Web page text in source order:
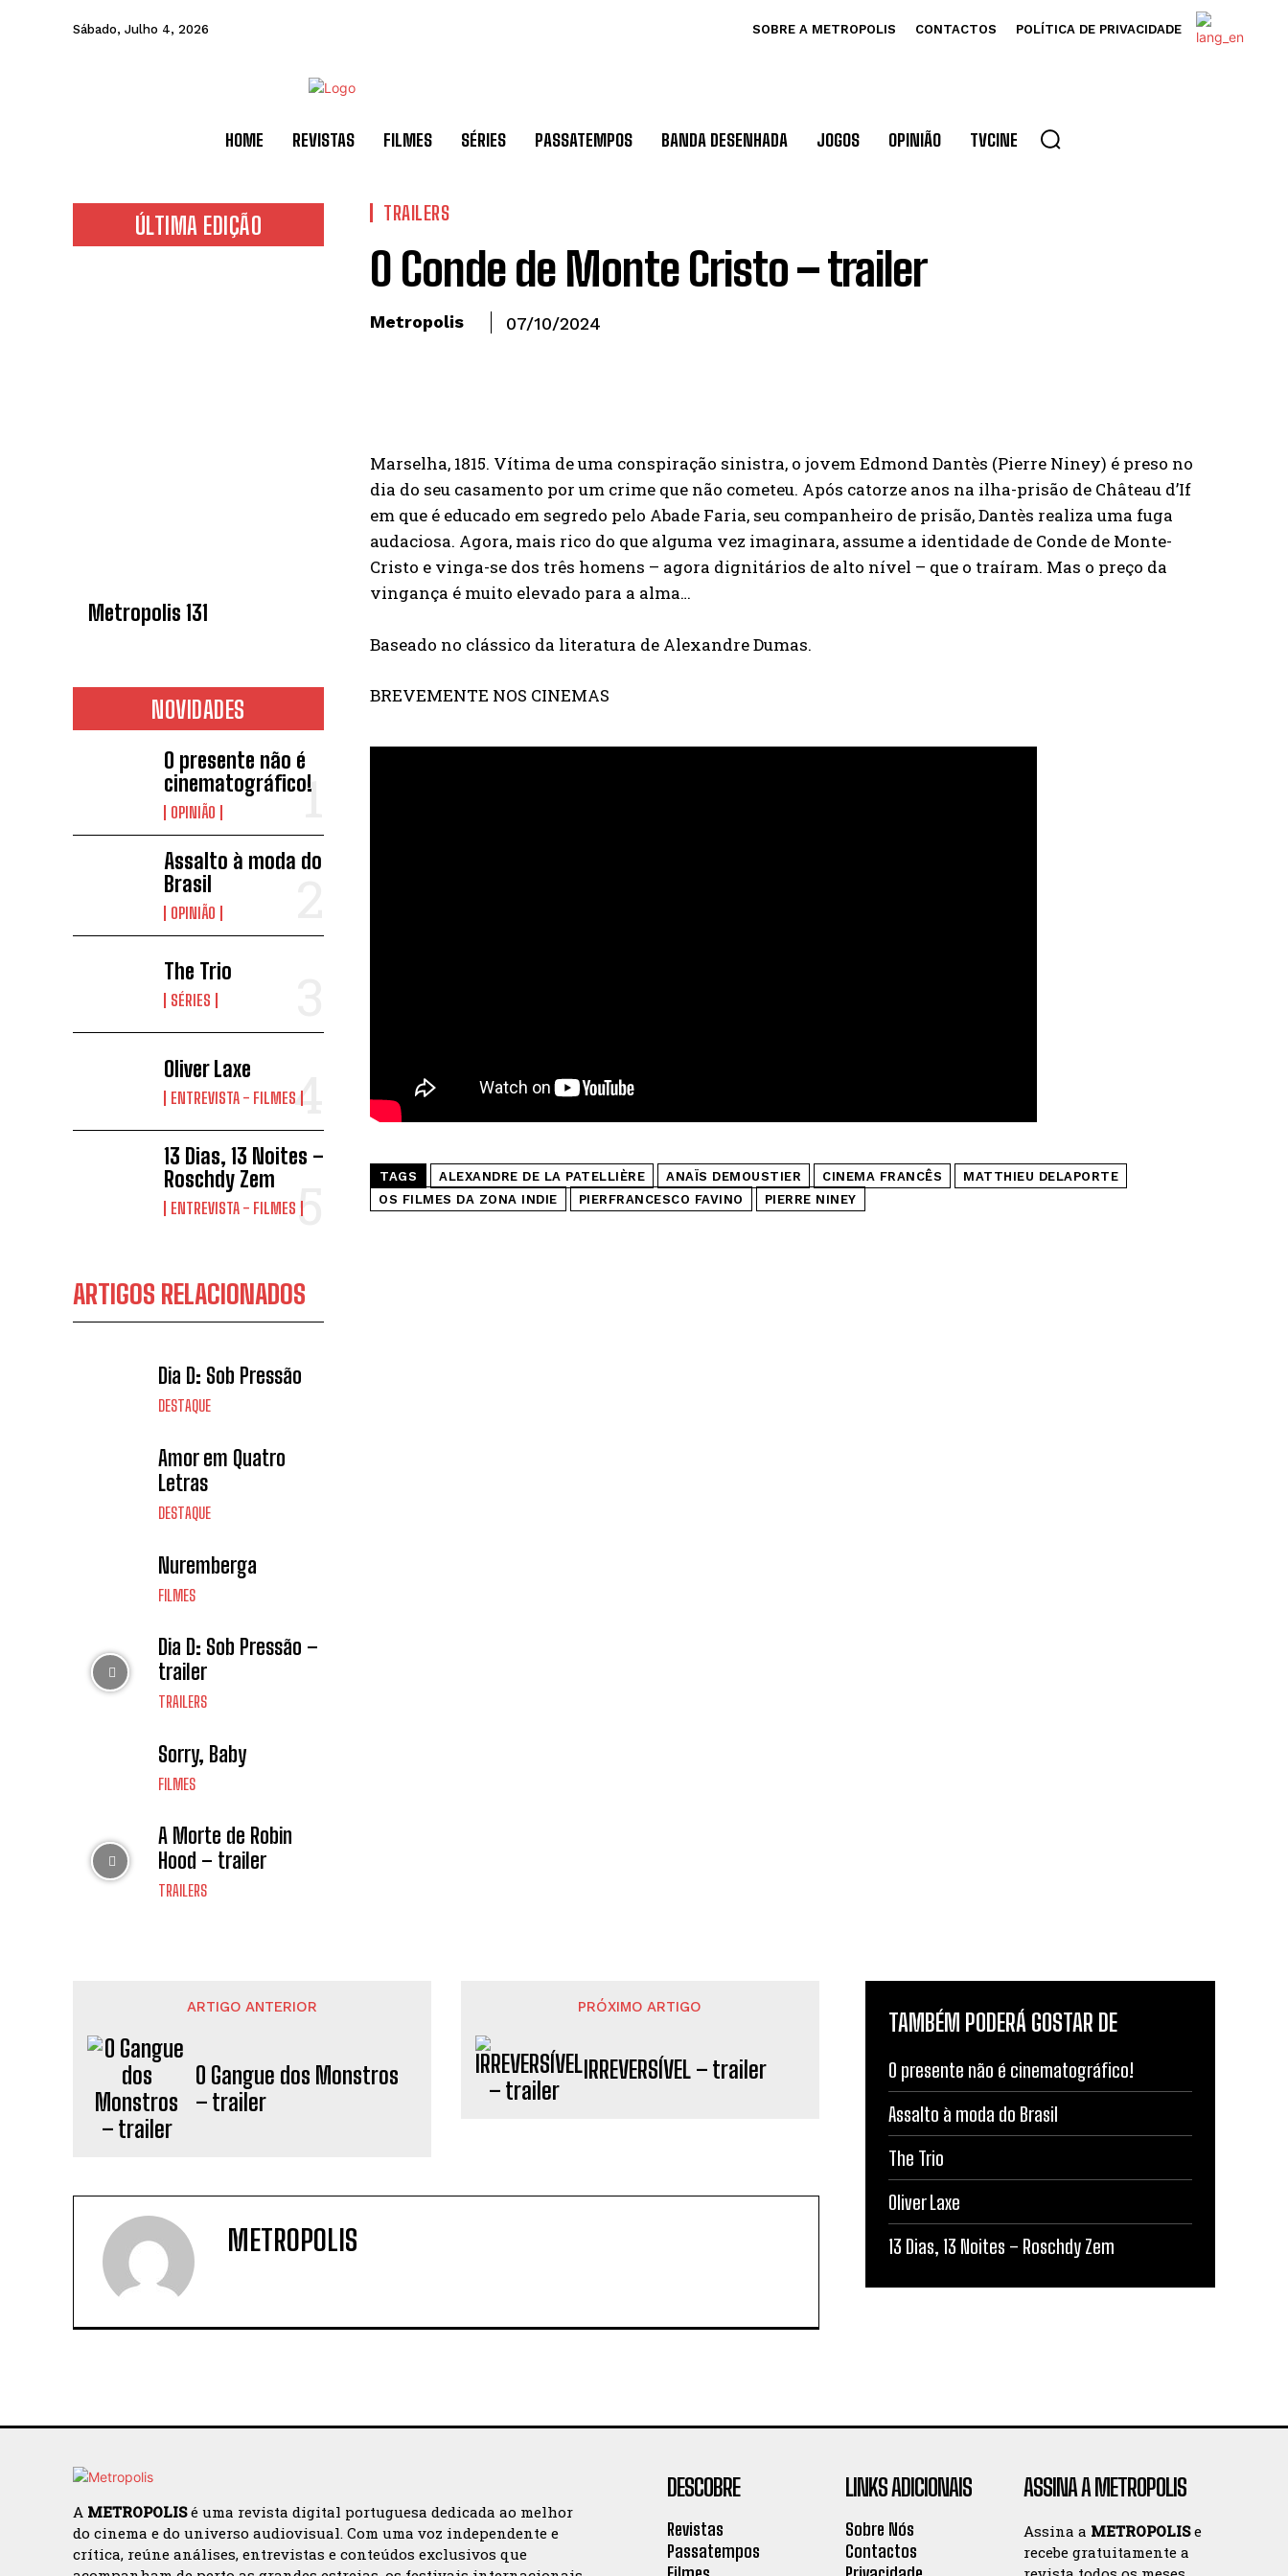
Sábado, Julho 4, 2026 SOBRE A METROPOLIS CONTACTOS POLÍTICA DE PRIVACIDADE
HOME REVISTAS FILMES SÉRIES PASSATEMPOS BANDA DESENHADA JOGOS OPINIÃO TVCINE
ÚLTIMA EDIÇÃO
Metropolis 131
NOVIDADES
O presente não é
cinematográfico!
OPINIÃO
Assalto à moda do
Brasil
OPINIÃO
The Trio
SÉRIES
Oliver Laxe
ENTREVISTA - FILMES
13 Dias, 13 Noites –
Roschdy Zem
ENTREVISTA - FILMES
ARTIGOS RELACIONADOS
Dia D: Sob Pressão
DESTAQUE
Amor em Quatro
Letras
DESTAQUE
Nuremberga
FILMES
Dia D: Sob Pressão –
trailer
TRAILERS
Sorry, Baby
FILMES
A Morte de Robin
Hood – trailer
TRAILERS
TRAILERS
O Conde de Monte Cristo – trailer
Metropolis 07/10/2024
Marselha, 1815. Vítima de uma conspiração sinistra, o jovem Edmond Dantès (Pierre Niney) é preso no
dia do seu casamento por um crime que não cometeu. Após catorze anos na ilha-prisão de Château d’If
em que é educado em segredo pelo Abade Faria, seu companheiro de prisão, Dantès realiza uma fuga
audaciosa. Agora, mais rico do que alguma vez imaginara, assume a identidade de Conde de Monte-
Cristo e vinga-se dos três homens – agora dignitários de alto nível – que o traíram. Mas o preço da
vingança é muito elevado para a alma…
Baseado no clássico da literatura de Alexandre Dumas.
BREVEMENTE NOS CINEMAS
TAGS ALEXANDRE DE LA PATELLIÈRE ANAÏS DEMOUSTIER CINEMA FRANCÊS
MATTHIEU DELAPORTE
OS FILMES DA ZONA INDIE
PIERFRANCESCO FAVINO PIERRE NINEY
ARTIGO ANTERIOR
O Gangue dos Monstros
– trailer
PRÓXIMO ARTIGO
IRREVERSÍVEL – trailer
METROPOLIS
TAMBÉM PODERÁ GOSTAR DE
O presente não é cinematográfico!
Assalto à moda do Brasil
The Trio
Oliver Laxe
13 Dias, 13 Noites – Roschdy Zem
A METROPOLISé uma revista digital portuguesa dedicada ao melhor
do cinema e do universo audiovisual. Com uma voz independente e
crítica, reúne análises, entrevistas e conteúdos exclusivos que
DESCOBRE
Revistas
Passatempos
LINKS ADICIONAIS
Sobre Nós
Contactos
ASSINA A METROPOLIS
Assina a METROPOLISe
recebe gratuitamente a